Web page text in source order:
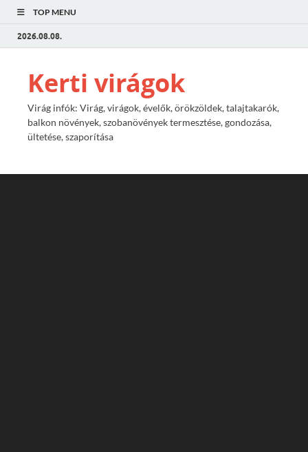
TOP MENU
2026.08.08.
Kerti virágok
Virág infók: Virág, virágok, évelők, örökzöldek, talajtakarók,
balkon növények, szobanövények termesztése, gondozása,
ültetése, szaporítása